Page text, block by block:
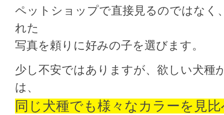
ペットショップで直接見るのではなく
れた
写真を頼りに好みの子を選びます。
少し不安ではありますが、欲しい犬種
は、
同じ犬種でも様々なカラーを見